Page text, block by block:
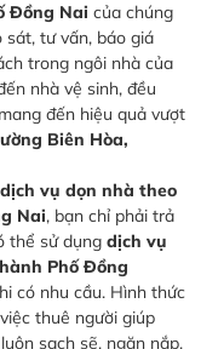
Đồng Nai của chúng
tư vấn, báo giá
trong ngôi nhà của
nhà vệ sinh, đều
đến hiệu quả vượt
Biên Hòa,
dịch vụ dọn nhà theo
Nai, bạn chỉ phải trả
thể sử dụngdịch vụ
Phố Đồng
có nhu cầu. Hình thức
thuê người giúp
sạch sẽ, ngăn nắp.